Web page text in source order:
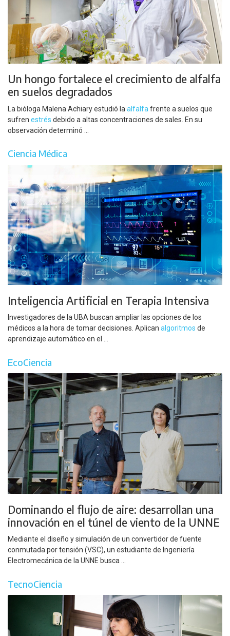
Un hongo fortalece el crecimiento de alfalfa
en suelos degradados
La bióloga Malena Achiary estudió la alfalfa frente a suelos que
sufren estrés debido a altas concentraciones de sales. En su
observación determinó ...
Ciencia Médica
Inteligencia Artificial en Terapia Intensiva
Investigadores de la UBA buscan ampliar las opciones de los
médicos a la hora de tomar decisiones. Aplican algoritmos de
aprendizaje automático en el ...
EcoCiencia
Dominando el flujo de aire: desarrollan una
innovación en el túnel de viento de la UNNE
Mediante el diseño y simulación de un convertidor de fuente
conmutada por tensión (VSC), un estudiante de Ingeniería
Electromecánica de la UNNE busca ...
TecnoCiencia